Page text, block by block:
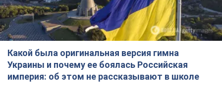
Какой была оригинальная версия гимна
Украины и почему ее боялась Российская
империя: об этом не рассказывают в школе